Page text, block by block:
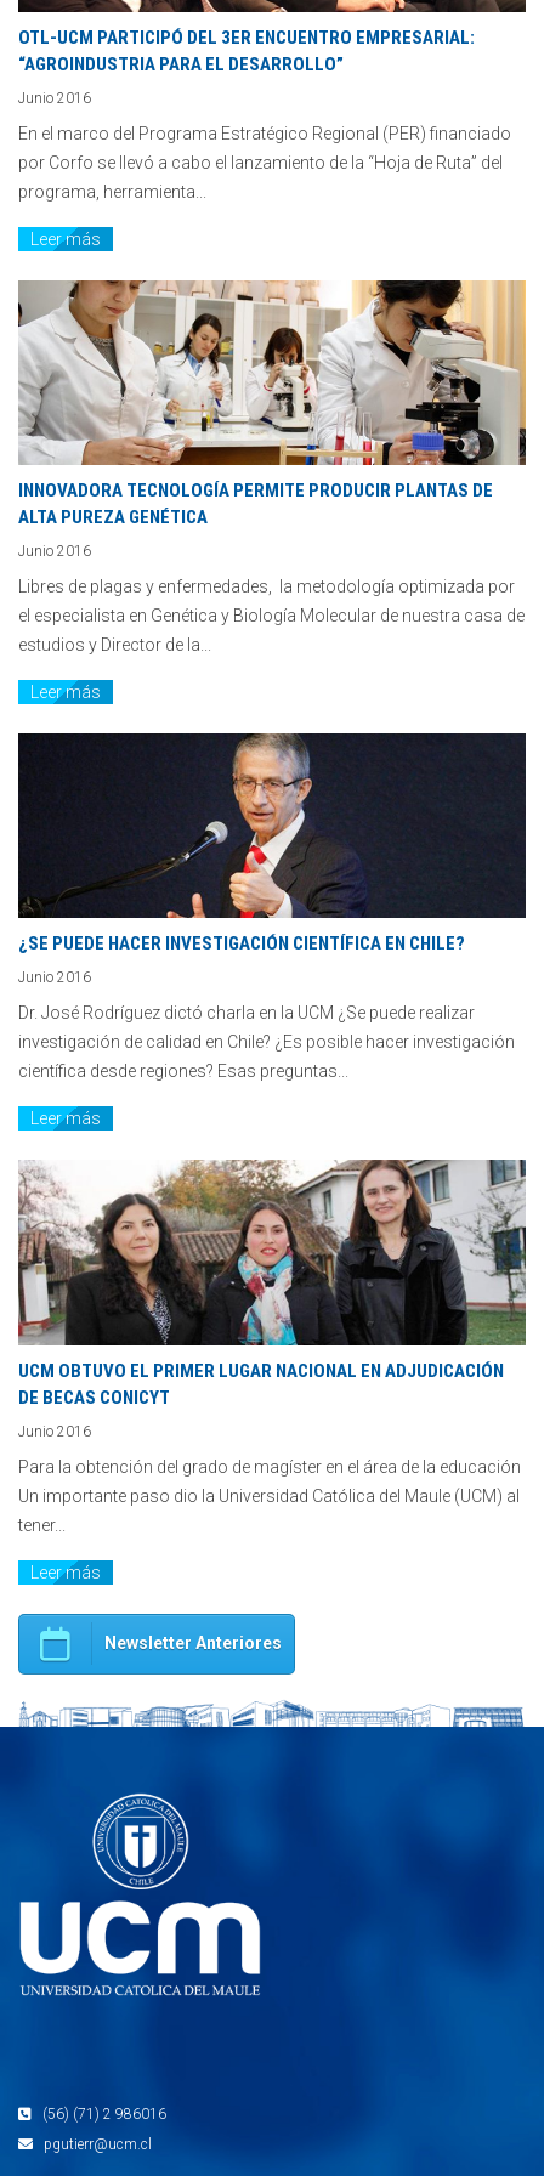
OTL-UCM PARTICIPÓ DEL 3ER ENCUENTRO EMPRESARIAL:
“AGROINDUSTRIA PARA EL DESARROLLO”
Junio 2016
En el marco del Programa Estratégico Regional (PER) financiado
por Corfo se llevó a cabo el lanzamiento de la “Hoja de Ruta” del
programa, herramienta...
Leer más
INNOVADORA TECNOLOGÍA PERMITE PRODUCIR PLANTAS DE
ALTA PUREZA GENÉTICA
Junio 2016
Libres de plagas y enfermedades, la metodología optimizada por
el especialista en Genética y Biología Molecular de nuestra casa de
estudios y Director de la...
Leer más
¿SE PUEDE HACER INVESTIGACIÓN CIENTÍFICA EN CHILE?
Junio 2016
Dr. José Rodríguez dictó charla en la UCM ¿Se puede realizar
investigación de calidad en Chile? ¿Es posible hacer investigación
científica desde regiones? Esas preguntas...
Leer más
UCM OBTUVO EL PRIMER LUGAR NACIONAL EN ADJUDICACIÓN
DE BECAS CONICYT
Junio 2016
Para la obtención del grado de magíster en el área de la educación
Un importante paso dio la Universidad Católica del Maule (UCM) al
tener...
Leer más
Newsletter Anteriores
(56) (71) 2 986016
pgutierr@ucm.cl